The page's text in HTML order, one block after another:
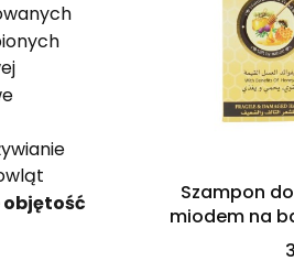
Szampon
miodem na
miodem